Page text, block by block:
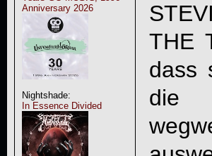
Anniversary 2026
Nightshade:
In Essence Divided
THE
dass
die